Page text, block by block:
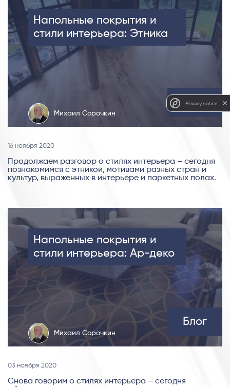
Напольные покрытия и
стили интерьера: Этника
Михаил Сорочкин
Блог
16 ноября 2020
Продолжаем разговор о стилях интерьера – сегодня
познакомимся с этникой, мотивами разных стран и
культур, выраженных в интерьере и паркетных полах.
Напольные покрытия и
стили интерьера: Ар-деко
Михаил Сорочкин
Блог
03 ноября 2020
Снова говорим о стилях интерьера – сегодня
Privacy notice